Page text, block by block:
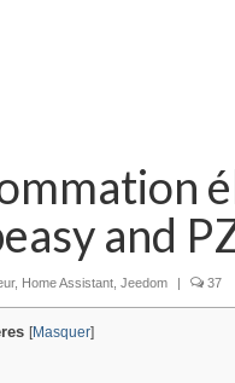
and
, Home Assistant Jeedom 37
[Masquer]